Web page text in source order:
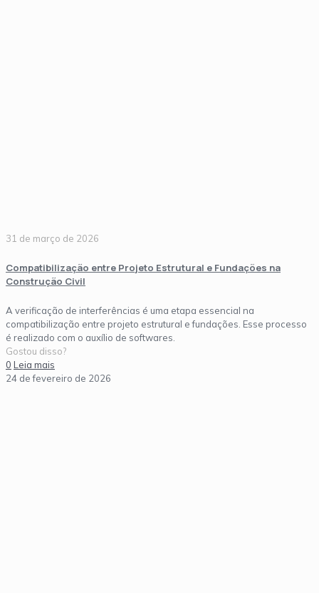
31 de março de 2026
Compatibilização entre Projeto Estrutural e Fundações na
Construção Civil
A verificação de interferências é uma etapa essencial na
compatibilização entre projeto estrutural e fundações. Esse processo
é realizado com o auxílio de softwares.
Gostou disso?
0 Leia mais
24 de fevereiro de 2026